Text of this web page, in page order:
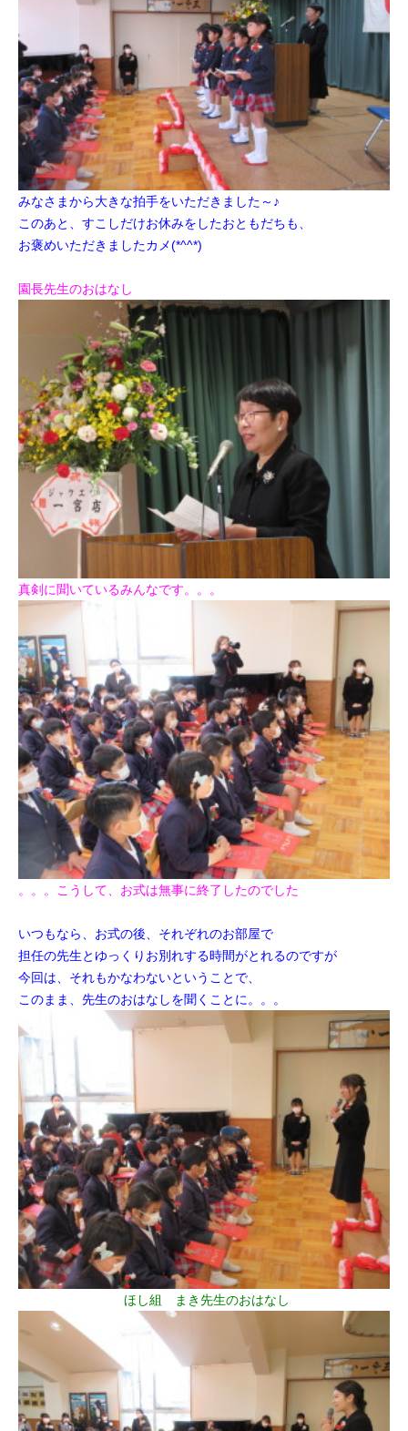
みなさまから大きな拍手をいただきました～♪
このあと、すこしだけお休みをしたおともだちも、
お褒めいただきましたカメ(*^^*)
園長先生のおはなし
真剣に聞いているみんなです。。。
。。。こうして、お式は無事に終了したのでした
いつもなら、お式の後、それぞれのお部屋で
担任の先生とゆっくりお別れする時間がとれるのですが
今回は、それもかなわないということで、
このまま、先生のおはなしを聞くことに。。。
ほし組 まき先生のおはなし